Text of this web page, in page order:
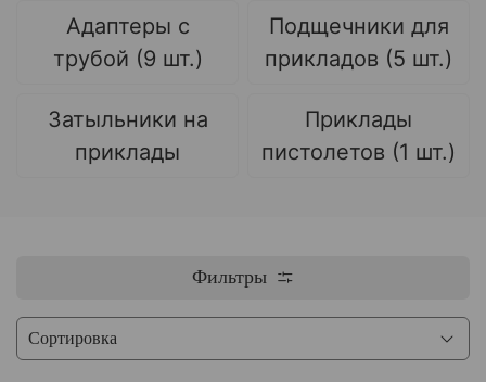
Адаптеры с
трубой (9 шт.)
Подщечники для
прикладов (5 шт.)
Затыльники на
приклады
Приклады
пистолетов (1 шт.)
Фильтры